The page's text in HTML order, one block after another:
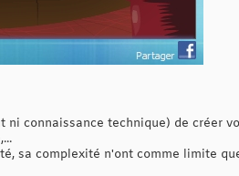
connaissance technique) de créer
sa complexité n'ont comme limite